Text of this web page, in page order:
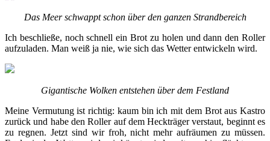
Das Meer schwappt schon über den ganzen Strandbereich
Ich beschließe, noch schnell ein Brot zu holen und dann den Roller
aufzuladen. Man weiß ja nie, wie sich das Wetter entwickeln wird.
Gigantische Wolken entstehen über dem Festland
Meine Vermutung ist richtig: kaum bin ich mit dem Brot aus Kastro
zurück und habe den Roller auf dem Heckträger verstaut, beginnt es
zu regnen. Jetzt sind wir froh, nicht mehr aufräumen zu müssen.